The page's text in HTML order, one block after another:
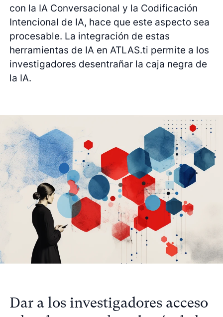
con la IA Conversacional y la Codificación
Intencional de IA, hace que este aspecto sea
procesable. La integración de estas
herramientas de IA en ATLAS.ti permite a los
investigadores desentrañar la caja negra de
la IA.
Dar a los investigadores acceso